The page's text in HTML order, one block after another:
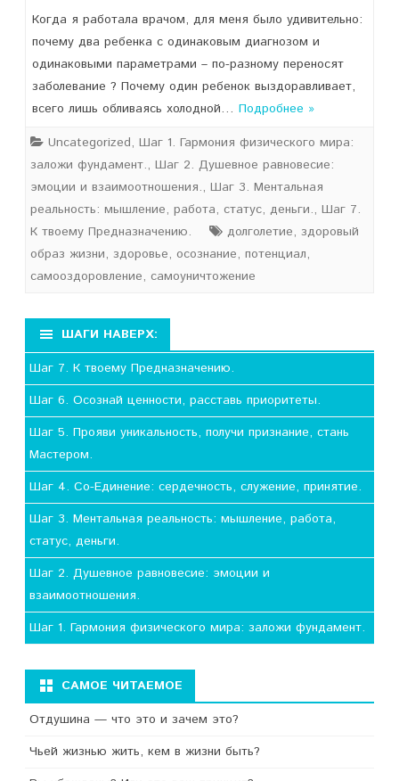
Когда я работала врачом, для меня было удивительно:
почему два ребенка с одинаковым диагнозом и
одинаковыми параметрами – по-разному переносят
заболевание ? Почему один ребенок выздоравливает,
всего лишь обливаясь холодной… Подробнее »
Uncategorized, Шаг 1. Гармония физического мира:
заложи фундамент., Шаг 2. Душевное равновесие:
эмоции и взаимоотношения., Шаг 3. Ментальная
реальность: мышление, работа, статус, деньги., Шаг 7.
К твоему Предназначению.
долголетие, здоровый
образ жизни, здоровье, осознание, потенциал,
самооздоровление, самоуничтожение
ШАГИ НАВЕРХ:
Шаг 7. К твоему Предназначению.
Шаг 6. Осознай ценности, расставь приоритеты.
Шаг 5. Прояви уникальность, получи признание, стань
Мастером.
Шаг 4. Со-Единение: сердечность, служение, принятие.
Шаг 3. Ментальная реальность: мышление, работа,
статус, деньги.
Шаг 2. Душевное равновесие: эмоции и
взаимоотношения.
Шаг 1. Гармония физического мира: заложи фундамент.
САМОЕ ЧИТАЕМОЕ
Отдушина — что это и зачем это?
Чьей жизнью жить, кем в жизни быть?